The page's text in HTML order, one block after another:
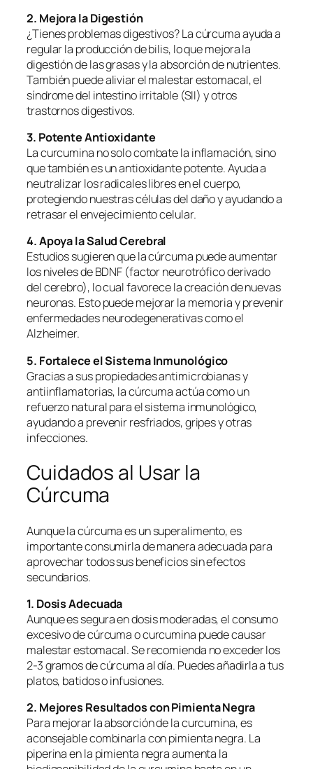
2. Mejora la Digestión
¿Tienes problemas digestivos? La cúrcuma ayuda a
regular la producción de bilis, lo que mejora la
digestión de las grasas y la absorción de nutrientes.
También puede aliviar el malestar estomacal, el
síndrome del intestino irritable (SII) y otros
trastornos digestivos.
3. Potente Antioxidante
La curcumina no solo combate la inflamación, sino
que también es un antioxidante potente. Ayuda a
neutralizar los radicales libres en el cuerpo,
protegiendo nuestras células del daño y ayudando a
retrasar el envejecimiento celular.
4. Apoya la Salud Cerebral
Estudios sugieren que la cúrcuma puede aumentar
los niveles de BDNF (factor neurotrófico derivado
del cerebro), lo cual favorece la creación de nuevas
neuronas. Esto puede mejorar la memoria y prevenir
enfermedades neurodegenerativas como el
Alzheimer.
5. Fortalece el Sistema Inmunológico
Gracias a sus propiedades antimicrobianas y
antiinflamatorias, la cúrcuma actúa como un
refuerzo natural para el sistema inmunológico,
ayudando a prevenir resfriados, gripes y otras
infecciones.
Cuidados al Usar la
Cúrcuma
Aunque la cúrcuma es un superalimento, es
importante consumirla de manera adecuada para
aprovechar todos sus beneficios sin efectos
secundarios.
1. Dosis Adecuada
Aunque es segura en dosis moderadas, el consumo
excesivo de cúrcuma o curcumina puede causar
malestar estomacal. Se recomienda no exceder los
2-3 gramos de cúrcuma al día. Puedes añadirla a tus
platos, batidos o infusiones.
2. Mejores Resultados con Pimienta Negra
Para mejorar la absorción de la curcumina, es
aconsejable combinarla con pimienta negra. La
piperina en la pimienta negra aumenta la